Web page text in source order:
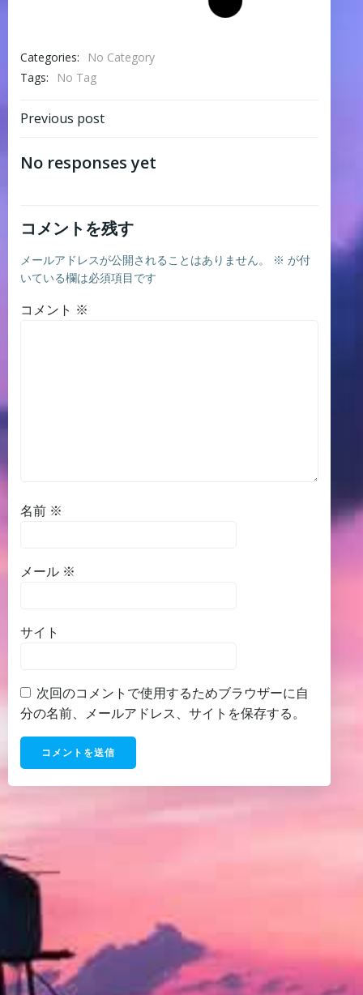
Categories:
No Category
Tags:
No Tag
Post
navigation
Previous post
No responses yet
コメントを残す
メールアドレスが公開されることはありません。 ※ が付
いている欄は必須項目です
コメント ※
名前 ※
メール ※
サイト
次回のコメントで使用するためブラウザーに自
分の名前、メールアドレス、サイトを保存する。